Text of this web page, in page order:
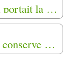
Disparition de Boussad Azni : Il portait la parole des harkis
Malgré le cessez-le-feu, le FLN conserve son fonctionnement 6/6